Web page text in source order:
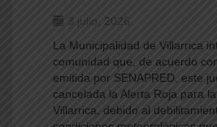
3 julio, 2026
La Municipalidad de Villarrica
comunidad que, de acuerdo
emitida por SENAPRED, este
cancelada la Alerta Roja para
Villarrica, debido al